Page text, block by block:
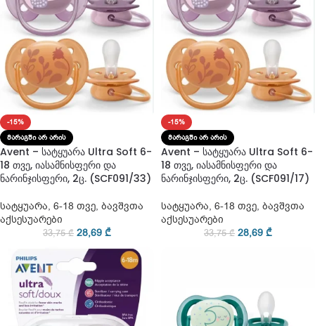
-15%
ᲛᲐᲠᲐᲒᲨᲘ ᲐᲠ ᲐᲠᲘᲡ
Avent – სატყუარა Ultra Soft 6-
18 თვე, იასამნისფერი და
ნარინჯისფერი, 2ც. (SCF091/33)
სატყუარა, 6-18 თვე, ბავშვთა
აქსესუარები
33,75₾ 28,69 ₾
-15%
ᲛᲐᲠᲐᲒᲨᲘ ᲐᲠ ᲐᲠᲘᲡ
Avent – სატყუარა Ultra Soft 6-
18 თვე, იასამნისფერი და
ნარინჯისფერი, 2ც. (SCF091/17)
სატყუარა, 6-18 თვე, ბავშვთა
აქსესუარები
33,75₾ 28,69 ₾